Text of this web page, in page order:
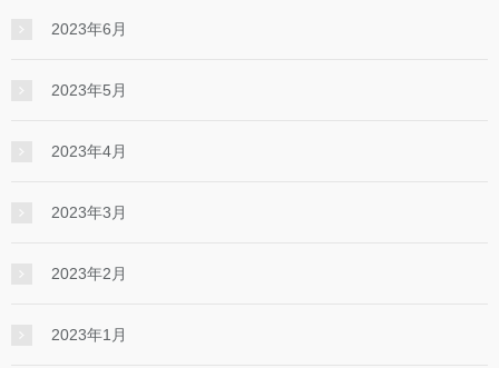
2023年6月
2023年5月
2023年4月
2023年3月
2023年2月
2023年1月